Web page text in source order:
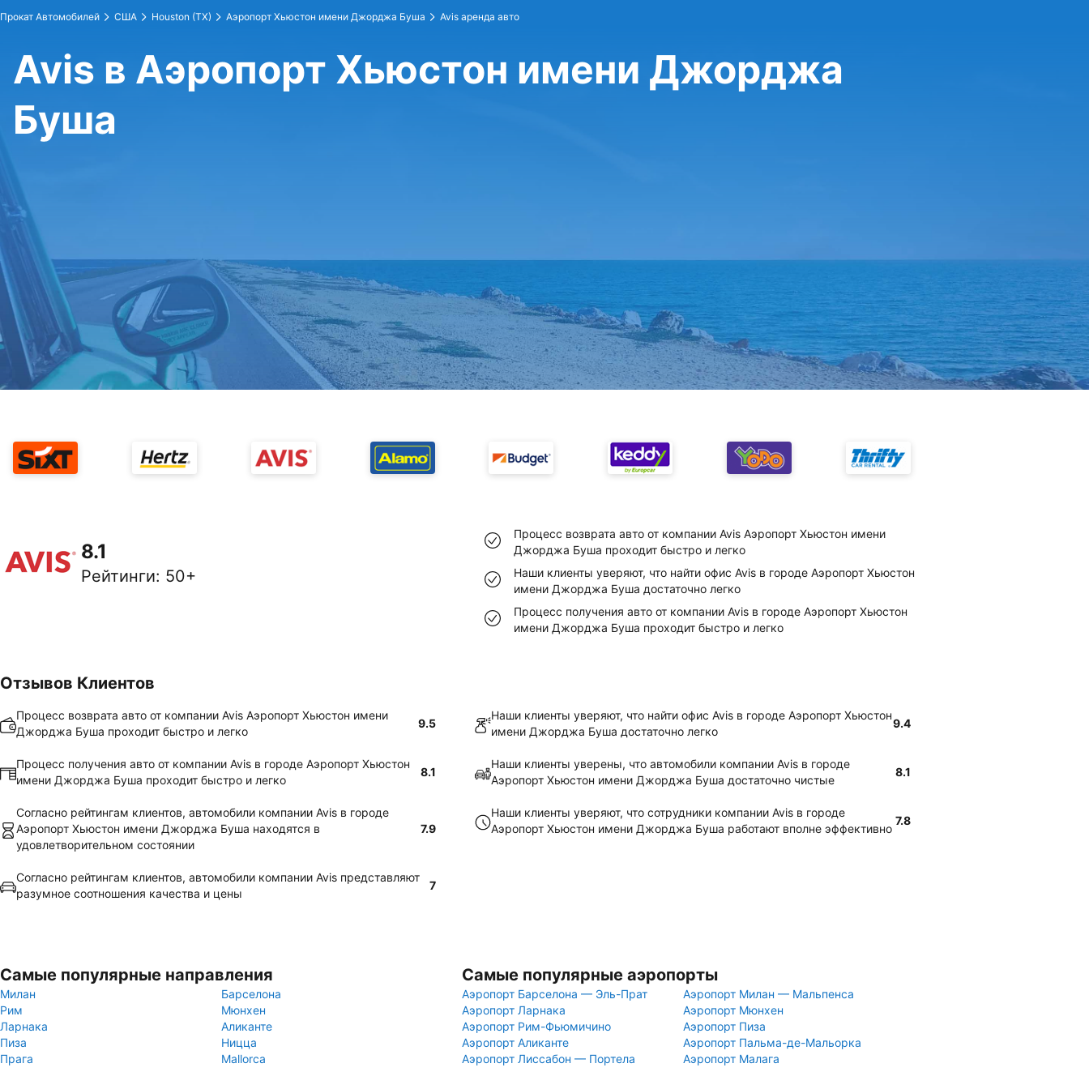
Прокат Автомобилей США Houston (TX) Аэропорт Хьюстон имени Джорджа Буша Avis аренда авто
Avis в Аэропорт Хьюстон имени Джорджа
Буша
8.1
Рейтинги: 50+
Процесс возврата авто от компании Avis Аэропорт Хьюстон имени
Джорджа Буша проходит быстро и легко
Наши клиенты уверяют, что найти офис Avis в городе Аэропорт Хьюстон
имени Джорджа Буша достаточно легко
Процесс получения авто от компании Avis в городе Аэропорт Хьюстон
имени Джорджа Буша проходит быстро и легко
Отзывов Клиентов
Процесс возврата авто от компании Avis Аэропорт Хьюстон имени
Джорджа Буша проходит быстро и легко
9.5
Наши клиенты уверяют, что найти офис Avis в городе Аэропорт Хьюстон
имени Джорджа Буша достаточно легко
9.4
Процесс получения авто от компании Avis в городе Аэропорт Хьюстон
имени Джорджа Буша проходит быстро и легко
8.1
Наши клиенты уверены, что автомобили компании Avis в городе
Аэропорт Хьюстон имени Джорджа Буша достаточно чистые
8.1
Согласно рейтингам клиентов, автомобили компании Avis в городе
Аэропорт Хьюстон имени Джорджа Буша находятся в
удовлетворительном состоянии
7.9
Наши клиенты уверяют, что сотрудники компании Avis в городе
Аэропорт Хьюстон имени Джорджа Буша работают вполне эффективно
7.8
Согласно рейтингам клиентов, автомобили компании Avis представляют
разумное соотношения качества и цены
7
Самые популярные направления
Милан
Барселона
Рим
Мюнхен
Ларнака
Аликанте
Пиза
Ницца
Прага
Mallorca
Самые популярные аэропорты
Аэропорт Барселона — Эль-Прат
Аэропорт Милан — Мальпенса
Аэропорт Ларнака
Аэропорт Мюнхен
Аэропорт Рим-Фьюмичино
Аэропорт Пиза
Аэропорт Аликанте
Аэропорт Пальма-де-Мальорка
Аэропорт Лиссабон — Портела
Аэропорт Малага